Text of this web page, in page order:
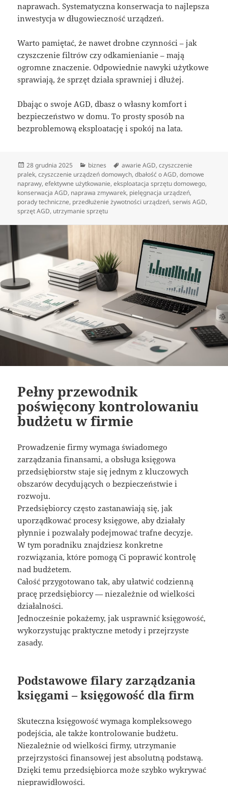
naprawach. Systematyczna konserwacja to najlepsza
inwestycja w długowieczność urządzeń.
Warto pamiętać, że nawet drobne czynności – jak
czyszczenie filtrów czy odkamienianie – mają
ogromne znaczenie. Odpowiednie nawyki użytkowe
sprawiają, że sprzęt działa sprawniej i dłużej.
Dbając o swoje AGD, dbasz o własny komfort i
bezpieczeństwo w domu. To prosty sposób na
bezproblemową eksploatację i spokój na lata.
Data
publikacji
28 grudnia 2025 Kategorie
biznes Tagi
awarie AGD,czyszczenie
pralek,czyszczenie urządzeń domowych,dbałość o AGD,domowe
naprawy,efektywne użytkowanie,eksploatacja sprzętu domowego,
konserwacja AGD, naprawa zmywarek, pielęgnacja urządzeń,
porady techniczne, przedłużenie żywotności urządzeń,serwis AGD,
sprzęt AGD, utrzymanie sprzętu
Pełny przewodnik
poświęcony kontrolowaniu
budżetu w firmie
Prowadzenie firmy wymaga świadomego
zarządzania finansami, a obsługa księgowa
przedsiębiorstw staje się jednym z kluczowych
obszarów decydujących o bezpieczeństwie i
rozwoju.
Przedsiębiorcy często zastanawiają się, jak
uporządkować procesy księgowe, aby działały
płynnie i pozwalały podejmować trafne decyzje.
W tym poradniku znajdziesz konkretne
rozwiązania, które pomogą Ci poprawić kontrolę
nad budżetem.
Całość przygotowano tak, aby ułatwić codzienną
pracę przedsiębiorcy — niezależnie od wielkości
działalności.
Jednocześnie pokażemy, jak usprawnić księgowość,
wykorzystując praktyczne metody i przejrzyste
zasady.
Podstawowe filary zarządzania
księgami – księgowość dla firm
Skuteczna księgowość wymaga kompleksowego
podejścia, ale także kontrolowanie budżetu.
Niezależnie od wielkości firmy, utrzymanie
przejrzystości finansowej jest absolutną podstawą.
Dzięki temu przedsiębiorca może szybko wykrywać
nieprawidłowości.